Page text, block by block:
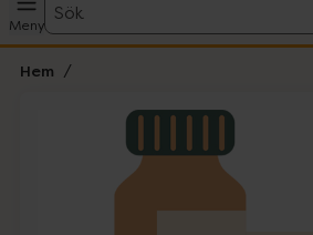
Meny
Sök
Hem
Lista: . Innehåller 1 objekt.